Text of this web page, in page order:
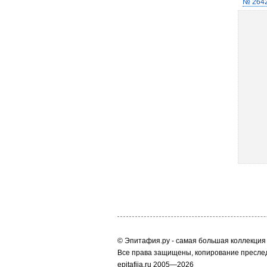
№
© Эпитафия.ру - самая большая
Все права защищены, копирование
epitafija.ru 2005—2026